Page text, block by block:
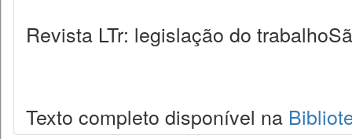
Revista LTr: legislação do
Texto completo disponível na